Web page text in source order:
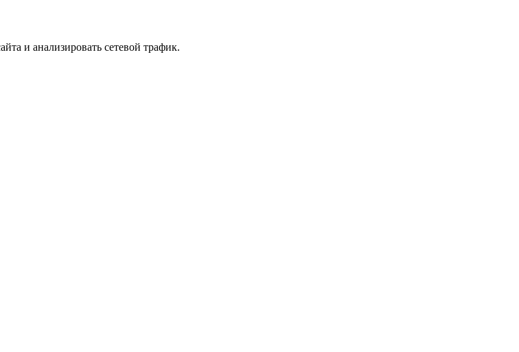
и анализировать сетевой трафик.